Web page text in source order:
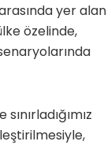
yer alan
özelinde,